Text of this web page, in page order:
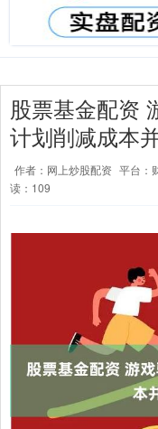
股票基金配资
计划削减成本
作者：网上炒股配资 平台：
读：109